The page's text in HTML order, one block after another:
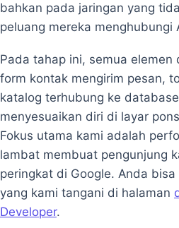
bahkan pada jaringan yang
peluang mereka menghubungi
Pada tahap ini, semua
form kontak mengirim pesan,
katalog terhubung ke
menyesuaikan diri di layar
Fokus utama kami adalah
lambat membuat pengunjung
peringkat di Google. Anda
yang kami tangani di halaman
Developer.